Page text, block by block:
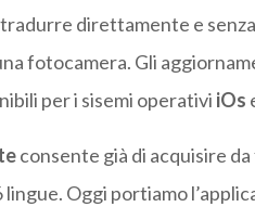
direttamente e
fotocamera. Gli
per i sisemi operativi iOs
consente già di acquisire
Oggi portiamo